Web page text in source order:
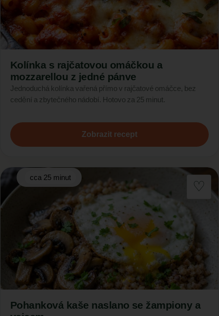
Kolínka s rajčatovou omáčkou a
mozzarellou z jedné pánve
Jednoduchá kolínka vařená přímo v rajčatové omáčce, bez
cedění a zbytečného nádobí. Hotovo za 25 minut.
Zobrazit recept
cca 25 minut
Pohanková kaše naslano se žampiony a